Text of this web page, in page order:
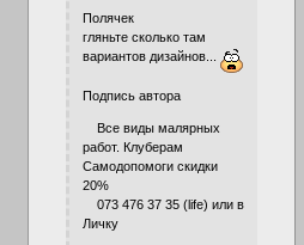
Полячек
гляньте сколько там
вариантов дизайнов...
Подпись автора
Все виды малярных
работ. Клуберам
Самодопомоги скидки
20%
073 476 37 35 (life) или в
Личку